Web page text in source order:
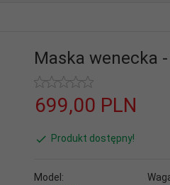
Maska wenecka
699,00 PLN
Produkt dostępny!
Model: